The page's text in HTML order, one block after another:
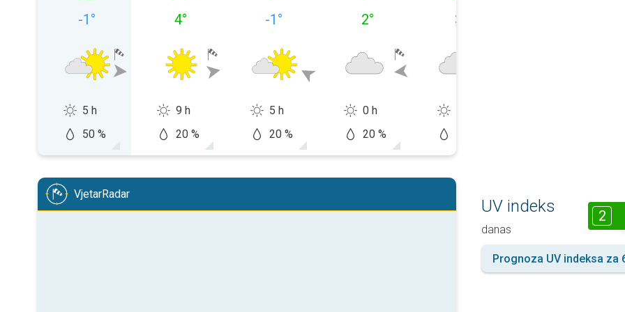
-1 °
5 h
50 %
4°
9 h
20 %
-1 °
5 h
20 %
2°
0 h
20 %
3
VjetarRadar
UV indeks
danas
2
Prognoza UV indeksa za